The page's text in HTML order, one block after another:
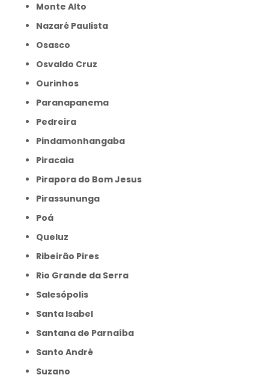
Monte Alto
Nazaré Paulista
Osasco
Osvaldo Cruz
Ourinhos
Paranapanema
Pedreira
Pindamonhangaba
Piracaia
Pirapora do Bom Jesus
Pirassununga
Poá
Queluz
Ribeirão Pires
Rio Grande da Serra
Salesópolis
Santa Isabel
Santana de Parnaíba
Santo André
Suzano